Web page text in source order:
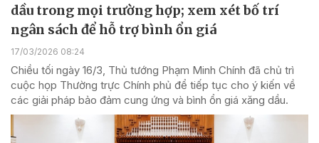
dầu trong mọi trường hợp; xem xét bố trí
ngân sách để hỗ trợ bình ổn giá
17/03/2026 08:24
Chiều tối ngày 16/3, Thủ tướng Phạm Minh Chính đã chủ trì
cuộc họp Thường trực Chính phủ để tiếp tục cho ý kiến về
các giải pháp bảo đảm cung ứng và bình ổn giá xăng dầu.